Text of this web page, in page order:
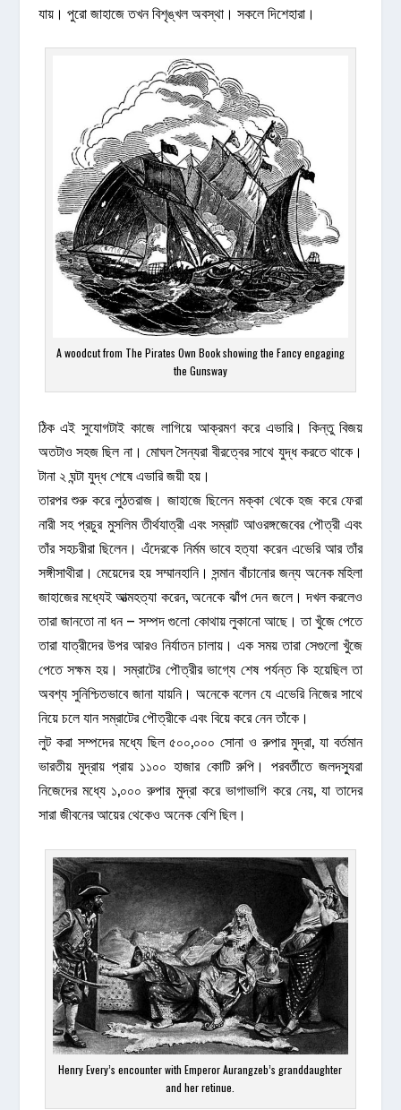
যায়। পুরো জাহাজে তখন বিশৃঙ্খল অবস্থা। সকলে দিশেহারা।
A woodcut from The Pirates Own Book showing the Fancy engaging
the Gunsway
ঠিক এই সুযোগটাই কাজে লাগিয়ে আক্রমণ করে এভারি। কিন্তু বিজয়
অতটাও সহজ ছিল না। মোঘল সৈন্যরা বীরত্বের সাথে যুদ্ধ করতে থাকে।
টানা ২ ঘন্টা যুদ্ধ শেষে এভারি জয়ী হয়।
তারপর শুরু করে লুঠতরাজ। জাহাজে ছিলেন মক্কা থেকে হজ করে ফেরা
নারী সহ প্রচুর মুসলিম তীর্থযাত্রী এবং সম্রাট আওরঙ্গজেবের পৌত্রী এবং
তাঁর সহচরীরা ছিলেন। এঁদেরকে নির্মম ভাবে হত্যা করেন এভেরি আর তাঁর
সঙ্গীসাথীরা। মেয়েদের হয় সম্মানহানি। সন্মান বাঁচানোর জন্য অনেক মহিলা
জাহাজের মধ্যেই আত্মহত্যা করেন, অনেকে ঝাঁপ দেন জলে। দখল করলেও
তারা জানতো না ধন – সম্পদ গুলো কোথায় লুকানো আছে। তা খুঁজে পেতে
তারা যাত্রীদের উপর আরও নির্যাতন চালায়। এক সময় তারা সেগুলো খুঁজে
পেতে সক্ষম হয়। সম্রাটের পৌত্রীর ভাগ্যে শেষ পর্যন্ত কি হয়েছিল তা
অবশ্য সুনিশ্চিতভাবে জানা যায়নি। অনেকে বলেন যে এভেরি নিজের সাথে
নিয়ে চলে যান সম্রাটের পৌত্রীকে এবং বিয়ে করে নেন তাঁকে।
লুট করা সম্পদের মধ্যে ছিল ৫০০,০০০ সোনা ও রুপার মুদ্রা, যা বর্তমান
ভারতীয় মুদ্রায় প্রায় ১১০০ হাজার কোটি রুপি। পরবর্তীতে জলদস্যুরা
নিজেদের মধ্যে ১,০০০ রুপার মুদ্রা করে ভাগাভাগি করে নেয়, যা তাদের
সারা জীবনের আয়ের থেকেও অনেক বেশি ছিল।
Henry Every’s encounter with Emperor Aurangzeb’s granddaughter
and her retinue.